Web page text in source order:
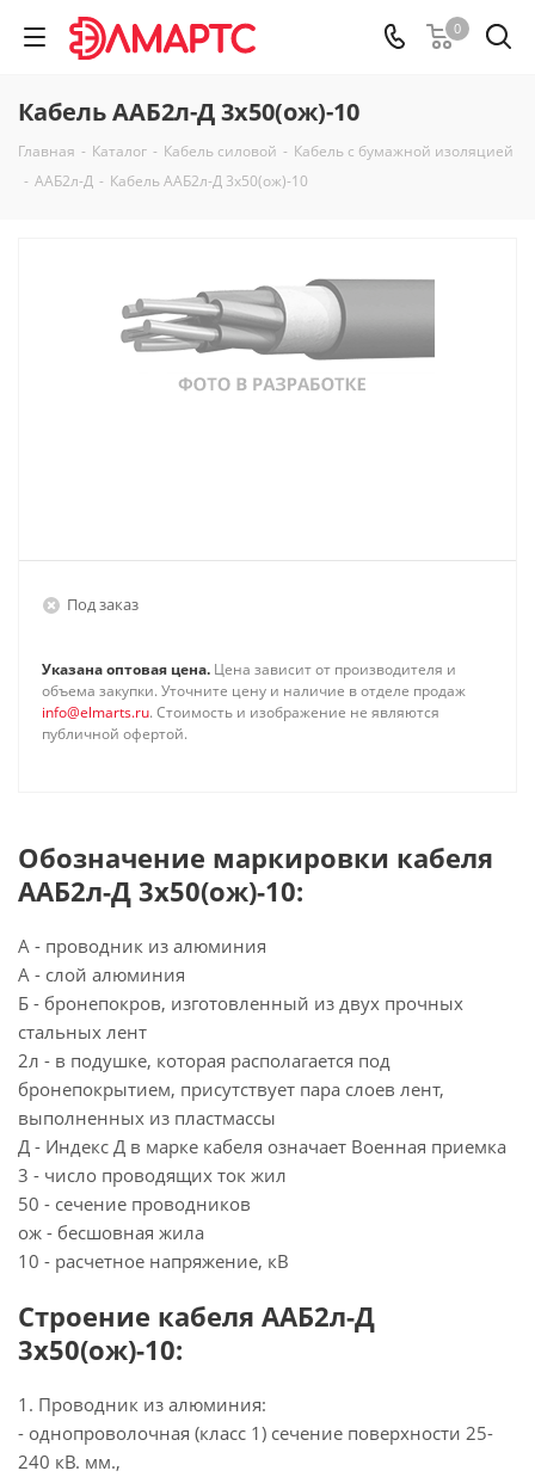
0
Кабель ААБ2л-Д 3х50(ож)-10
Главная - Каталог - Кабель силовой - Кабель с бумажной изоляцией
- ААБ2л-Д - Кабель ААБ2л-Д 3х50(ож)-10
Под заказ
Указана оптовая цена. Цена зависит от производителя и
объема закупки. Уточните цену и наличие в отделе продаж
info@elmarts.ru. Стоимость и изображение не являются
публичной офертой.
Обозначение маркировки кабеля
ААБ2л-Д 3х50(ож)-10:
А - проводник из алюминия
А - слой алюминия
Б - бронепокров, изготовленный из двух прочных
стальных лент
2л - в подушке, которая располагается под
бронепокрытием, присутствует пара слоев лент,
выполненных из пластмассы
Д - Индекс Д в марке кабеля означает Военная приемка
3 - число проводящих ток жил
50 - сечение проводников
ож - бесшовная жила
10 - расчетное напряжение, кВ
Строение кабеля ААБ2л-Д
3х50(ож)-10:
1. Проводник из алюминия:
- однопроволочная (класс 1) сечение поверхности 25-
240 кВ. мм.,